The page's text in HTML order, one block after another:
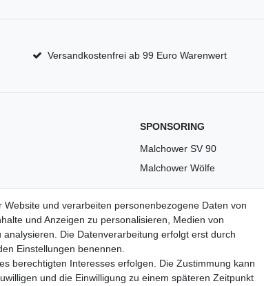
Versandkostenfrei ab 99 Euro Warenwert
SPONSORING
Malchower SV 90
Malchower Wölfe
und verarbeiten personenbezogene Daten von
und Anzeigen zu personalisieren, Medien von
Die Datenverarbeitung erfolgt erst durch
Einstellungen benennen.
berechtigten Interesses erfolgen. Die Zustimmung kann
und die Einwilligung zu einem späteren Zeitpunkt